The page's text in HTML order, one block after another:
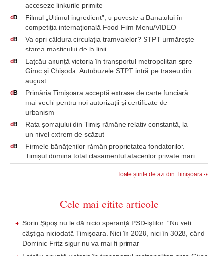
acceseze linkurile primite
dB
Filmul „Ultimul ingredient”, o poveste a Banatului în
competiția internațională Food Film Menu/VIDEO
dB
Va opri căldura circulația tramvaielor? STPT urmărește
starea masticului de la linii
dB
Lațcău anunță victoria în transportul metropolitan spre
Giroc și Chișoda. Autobuzele STPT intră pe traseu din
august
dB
Primăria Timișoara acceptă extrase de carte funciară
mai vechi pentru noi autorizații și certificate de
urbanism
dB
Rata șomajului din Timiș rămâne relativ constantă, la
un nivel extrem de scăzut
dB
Firmele bănățenilor rămân proprietatea fondatorilor.
Timișul domină total clasamentul afacerilor private mari
Toate știrile de azi din Timișoara
Cele mai citite articole
Sorin Şipoş nu le dă nicio speranţă PSD-iştilor: “Nu veți
câștiga niciodată Timișoara. Nici în 2028, nici în 3028, când
Dominic Fritz sigur nu va mai fi primar